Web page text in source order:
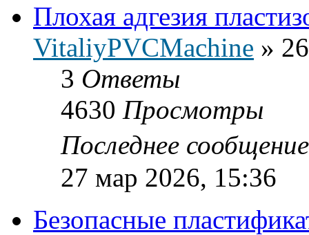
Плохая адгезия
VitaliyPVCMachine »
3 Ответы
4630 Просмотры
Последнее
27 мар 2026, 15:36
Безопасные